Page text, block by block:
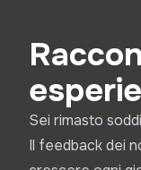
Sei rimasto
Il feedback dei